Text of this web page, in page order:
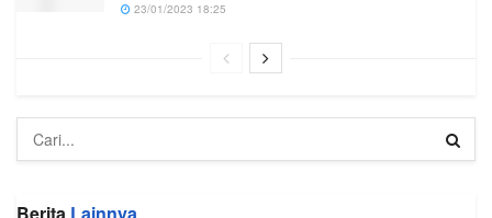
23/01/2023 18:25